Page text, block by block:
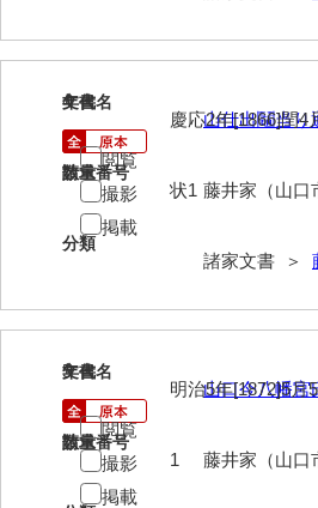
宇野家文書
馬屋原家文書
梅村明文書
浦家文書
恵良宏収集文書
相木家文書
大田家文書
大谷家文書
4
文書名
山仕出鬮当り
請求番号
藤井家（山口
分類
諸家文書 ＞
年代
慶応2年[1866]閏4
数量
状1
閲覧
撮影
掲載
5
文書名
山口今八幡宮
請求番号
藤井家（山口
年代
明治5年[1872]5月
数量
1
閲覧
撮影
掲載